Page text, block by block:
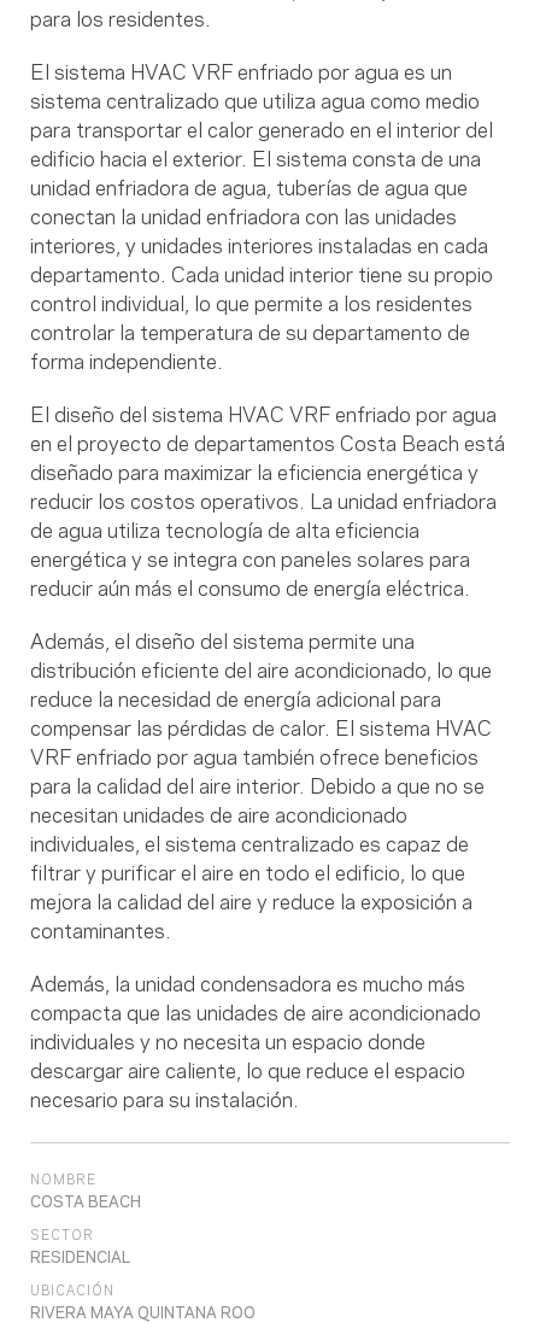
para los residentes.
El sistema HVAC VRF enfriado por agua es un
sistema centralizado que utiliza agua como medio
para transportar el calor generado en el interior del
edificio hacia el exterior. El sistema consta de una
unidad enfriadora de agua, tuberías de agua que
conectan la unidad enfriadora con las unidades
interiores, y unidades interiores instaladas en cada
departamento. Cada unidad interior tiene su propio
control individual, lo que permite a los residentes
controlar la temperatura de su departamento de
forma independiente.
El diseño del sistema HVAC VRF enfriado por agua
en el proyecto de departamentos Costa Beach está
diseñado para maximizar la eficiencia energética y
reducir los costos operativos. La unidad enfriadora
de agua utiliza tecnología de alta eficiencia
energética y se integra con paneles solares para
reducir aún más el consumo de energía eléctrica.
Además, el diseño del sistema permite una
distribución eficiente del aire acondicionado, lo que
reduce la necesidad de energía adicional para
compensar las pérdidas de calor. El sistema HVAC
VRF enfriado por agua también ofrece beneficios
para la calidad del aire interior. Debido a que no se
necesitan unidades de aire acondicionado
individuales, el sistema centralizado es capaz de
filtrar y purificar el aire en todo el edificio, lo que
mejora la calidad del aire y reduce la exposición a
contaminantes.
Además, la unidad condensadora es mucho más
compacta que las unidades de aire acondicionado
individuales y no necesita un espacio donde
descargar aire caliente, lo que reduce el espacio
necesario para su instalación.
NOMBRE
COSTA BEACH
SECTOR
RESIDENCIAL
UBICACIÓN
RIVERA MAYA QUINTANA ROO